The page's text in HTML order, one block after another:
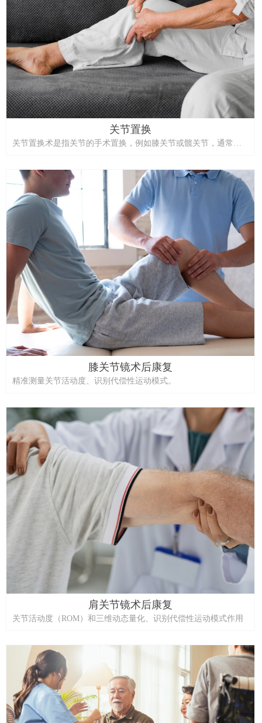
关节置换
关节置换术是指关节的手术置换，例如膝关节或髋关节，通常用
踪和分析患者的运动。这种非侵入性技术在术前规划和术后恢复
中发挥重要作用，最终改善患者预后。以下将概述其如何为关节
置换术护理做出贡献。
膝关节镜术后康复
精准测量关节活动度、识别代偿性运动模式。
肩关节镜术后康复
关节活动度（ROM）和三维动态量化、识别代偿性运动模式作用